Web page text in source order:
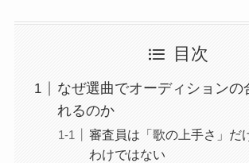
目次
なぜ選曲でオーディションの
れるのか
審査員は「歌の上手さ」だ
わけではない